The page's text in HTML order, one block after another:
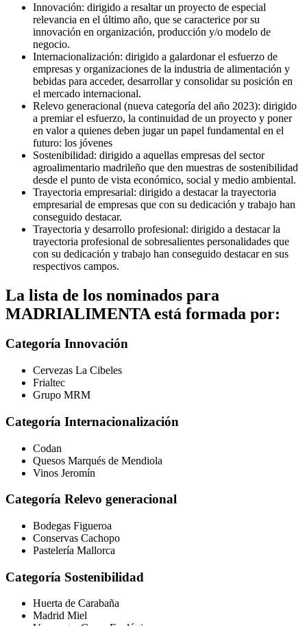
Innovación: dirigido a resaltar un proyecto de especial
relevancia en el último año, que se caracterice por su
innovación en organización, producción y/o modelo de
negocio.
Internacionalización: dirigido a galardonar el esfuerzo de
empresas y organizaciones de la industria de alimentación y
bebidas para acceder, desarrollar y consolidar su posición en
el mercado internacional.
Relevo generacional (nueva categoría del año 2023): dirigido
a premiar el esfuerzo, la continuidad de un proyecto y poner
en valor a quienes deben jugar un papel fundamental en el
futuro: los jóvenes
Sostenibilidad: dirigido a aquellas empresas del sector
agroalimentario madrileño que den muestras de sostenibilidad
desde el punto de vista económico, social y medio ambiental.
Trayectoria empresarial: dirigido a destacar la trayectoria
empresarial de empresas que con su dedicación y trabajo han
conseguido destacar.
Trayectoria y desarrollo profesional: dirigido a destacar la
trayectoria profesional de sobresalientes personalidades que
con su dedicación y trabajo han conseguido destacar en sus
respectivos campos.
La lista de los nominados para
MADRIALIMENTA está formada por:
Categoría Innovación
Cervezas La Cibeles
Frialtec
Grupo MRM
Categoría Internacionalización
Codan
Quesos Marqués de Mendiola
Vinos Jeromín
Categoría Relevo generacional
Bodegas Figueroa
Conservas Cachopo
Pastelería Mallorca
Categoría Sostenibilidad
Huerta de Carabaña
Madrid Miel